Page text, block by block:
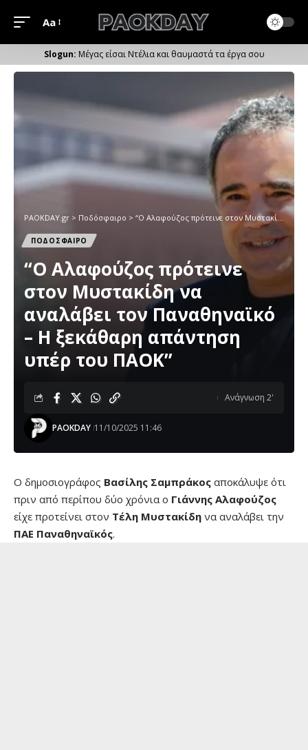
Μέγεθος
Γραμματοσειράς
Aa
Μέγας είσαι Ντέλια και θαυμαστά τα έργα σου
PAOKDAY.gr > Ποδόσφαιρο > “Ο Αλαφούζος πρότεινε στον Μυστακίδη να αναλάβει τον Παναθηναϊκό – Η ξεκάθαρη απάντηση υπέρ του ΠΑΟΚ”
ΠΟΔΟΣΦΑΙΡΟ
“Ο Αλαφούζος πρότεινε
στον Μυστακίδη να
αναλάβει τον Παναθηναϊκό
– Η ξεκάθαρη απάντηση
υπέρ του ΠΑΟΚ”
PAOKDAY 11/10/2025 11:46
Ανάγνωση 2'
Ο δημοσιογράφος Βασίλης Σαμπράκος αποκάλυψε ότι
πριν από περίπου δύο χρόνια ο Γιάννης Αλαφούζος
είχε προτείνει στον Τέλη Μυστακίδη να αναλάβει την
ΠΑΕ Παναθηναϊκός.